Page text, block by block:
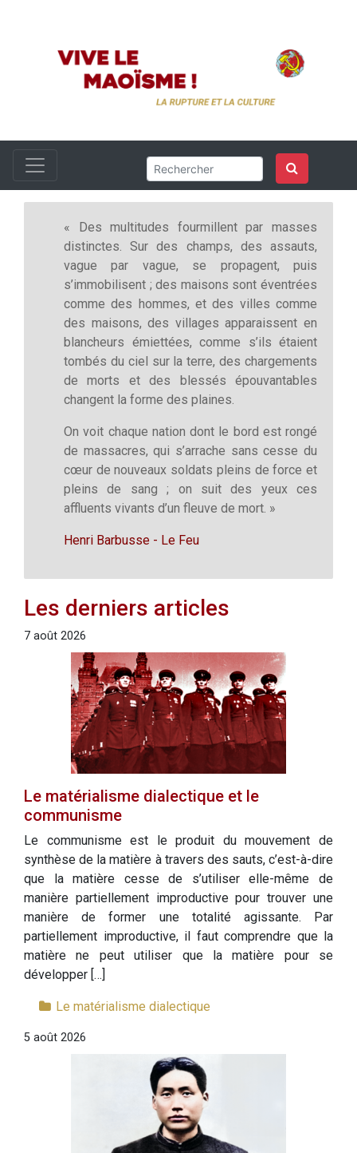
« Des multitudes fourmillent par masses
distinctes. Sur des champs, des assauts,
vague par vague, se propagent, puis
s’immobilisent ; des maisons sont éventrées
comme des hommes, et des villes comme
des maisons, des villages apparaissent en
blancheurs émiettées, comme s’ils étaient
tombés du ciel sur la terre, des chargements
de morts et des blessés épouvantables
changent la forme des plaines.
On voit chaque nation dont le bord est rongé
de massacres, qui s’arrache sans cesse du
cœur de nouveaux soldats pleins de force et
pleins de sang ; on suit des yeux ces
affluents vivants d’un fleuve de mort. »
Henri Barbusse - Le Feu
Les derniers articles
7 août 2026
Le matérialisme dialectique et le
communisme
Le communisme est le produit du mouvement de
synthèse de la matière à travers des sauts, c’est-à-dire
que la matière cesse de s’utiliser elle-même de
manière partiellement improductive pour trouver une
manière de former une totalité agissante. Par
partiellement improductive, il faut comprendre que la
matière ne peut utiliser que la matière pour se
développer […]
Le matérialisme dialectique
5 août 2026